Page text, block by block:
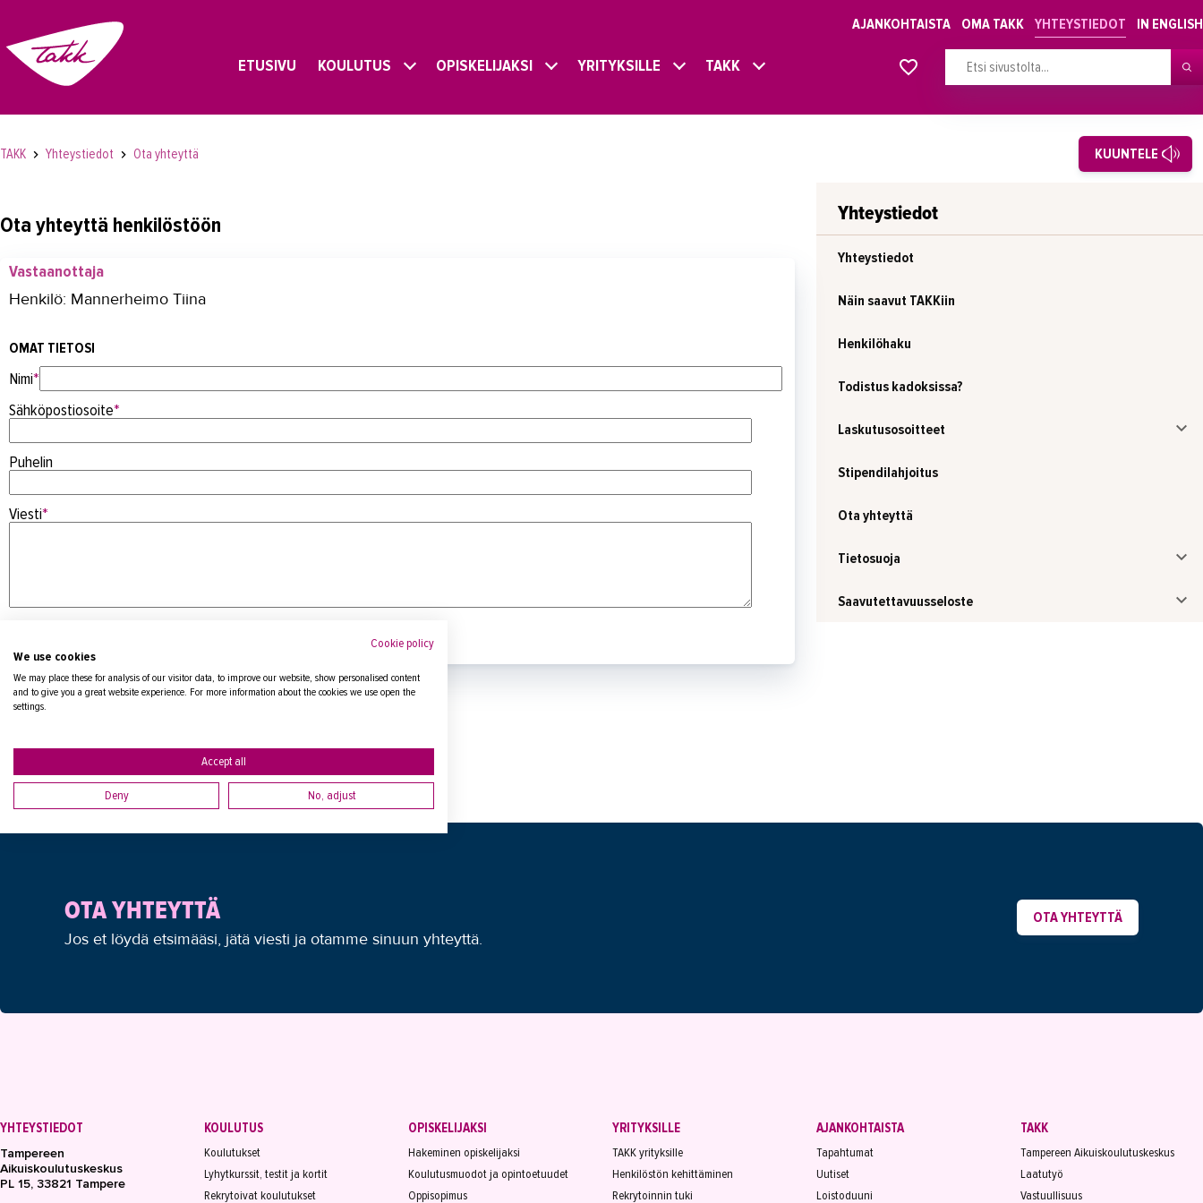
AJANKOHTAISTA OMA TAKK YHTEYSTIEDOT IN ENGLISH
ETUSIVU KOULUTUS OPISKELIJAKSI YRITYKSILLE TAKK
TAKK Yhteystiedot Ota yhteyttä KUUNTELE
Ota yhteyttä henkilöstöön
Vastaanottaja
Henkilö: Mannerheimo Tiina
OMAT TIETOSI
Nimi*
Sähköpostiosoite*
Puhelin
Viesti*
Tietosuojaseloste
Yhteystiedot
Yhteystiedot
Näin saavut TAKKiin
Henkilöhaku
Todistus kadoksissa?
Laskutusosoitteet
Stipendilahjoitus
Ota yhteyttä
Tietosuoja
Saavutettavuusseloste
OTA YHTEYTTÄ
Jos et löydä etsimääsi, jätä viesti ja otamme sinuun yhteyttä.
OTA YHTEYTTÄ
YHTEYSTIEDOT
Tampereen
Aikuiskoulutuskeskus
PL 15, 33821 Tampere
KOULUTUS
Koulutukset
Lyhytkurssit, testit ja kortit
Rekrytoivat koulutukset
OPISKELIJAKSI
Hakeminen opiskelijaksi
Koulutusmuodot ja opintoetuudet
Oppisopimus
YRITYKSILLE
TAKK yrityksille
Henkilöstön kehittäminen
Rekrytoinnin tuki
AJANKOHTAISTA
Tapahtumat
Uutiset
Loistoduuni
TAKK
Tampereen Aikuiskoulutuskeskus
Laatutyö
Vastuullisuus
Alkavat koulutukset osiosta
Cookie policy
We use cookies
We may place these for analysis of our visitor data, to improve our website, show personalised content
and to give you a great website experience. For more information about the cookies we use open the
settings.
Accept all
Deny No, adjust